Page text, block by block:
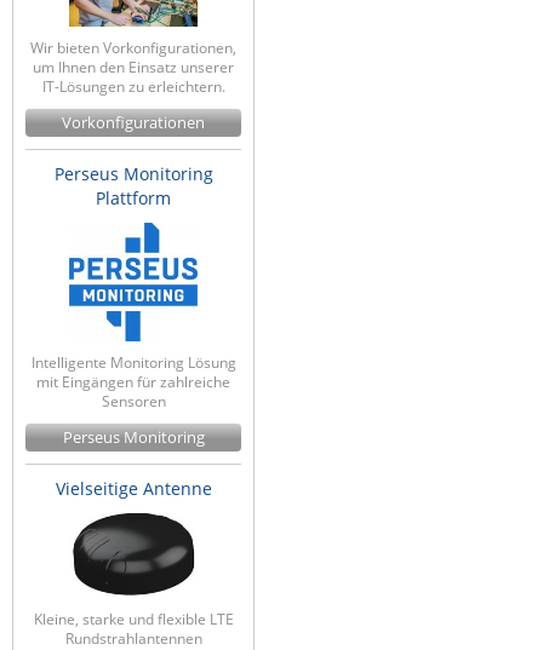
Wir bieten Vorkonfigurationen,
um Ihnen den Einsatz unserer
IT-Lösungen zu erleichtern.
Vorkonfigurationen
Perseus Monitoring
Plattform
Intelligente Monitoring Lösung
mit Eingängen für zahlreiche
Sensoren
Perseus Monitoring
Vielseitige Antenne
Kleine, starke und flexible LTE
Rundstrahlantennen